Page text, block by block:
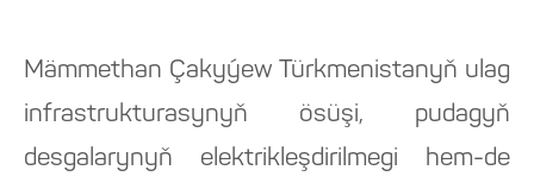
Mämmethan Çakyýew Türkmenistanyň ulag
infrastrukturasynyň ösüşi, pudagyň
desgalarynyň elektrikleşdirilmegi hem-de